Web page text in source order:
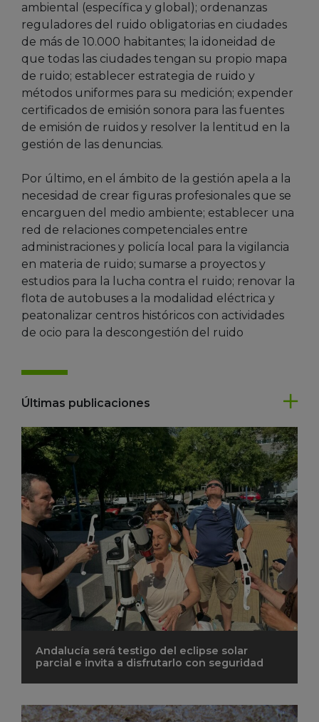
ambiental (específica y global); ordenanzas
reguladores del ruido obligatorias en ciudades
de más de 10.000 habitantes; la idoneidad de
que todas las ciudades tengan su propio mapa
de ruido; establecer estrategia de ruido y
métodos uniformes para su medición; expender
certificados de emisión sonora para las fuentes
de emisión de ruidos y resolver la lentitud en la
gestión de las denuncias.
Por último, en el ámbito de la gestión apela a la
necesidad de crear figuras profesionales que se
encarguen del medio ambiente; establecer una
red de relaciones competenciales entre
administraciones y policía local para la vigilancia
en materia de ruido; sumarse a proyectos y
estudios para la lucha contra el ruido; renovar la
flota de autobuses a la modalidad eléctrica y
peatonalizar centros históricos con actividades
de ocio para la descongestión del ruido
Últimas publicaciones
Andalucía será testigo del eclipse solar
parcial e invita a disfrutarlo con seguridad